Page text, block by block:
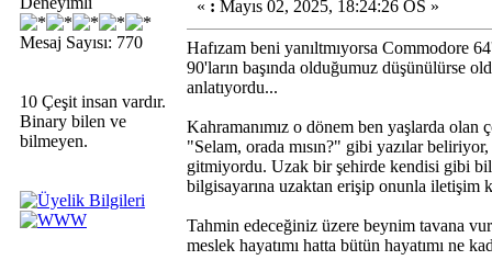
Mesaj Sayısı: 770
10 Çeşit insan vardır.
Binary bilen ve
bilmeyen.
« : Mayıs 02, 2025, 18:24:26 ÖS »
Hafızam beni yanıltmıyorsa Commodore
90'ların başında olduğumuz düşünülürse
anlatıyordu...
Kahramanımız o dönem ben yaşlarda
"Selam, orada mısın?" gibi yazılar
gitmiyordu. Uzak bir şehirde kendisi gibi
bilgisayarına uzaktan erişip onunla iletişim
Tahmin edeceğiniz üzere beynim tavana
meslek hayatımı hatta bütün hayatımı ne